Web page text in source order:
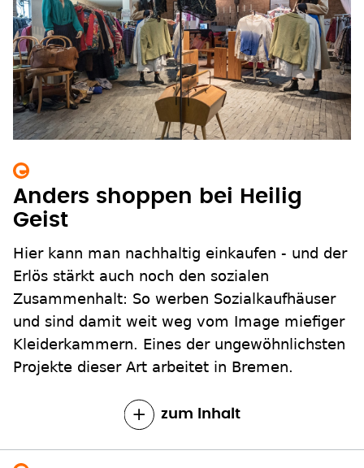
Anders shoppen bei Heilig
Geist
Hier kann man nachhaltig einkaufen - und der
Erlös stärkt auch noch den sozialen
Zusammenhalt: So werben Sozialkaufhäuser
und sind damit weit weg vom Image miefiger
Kleiderkammern. Eines der ungewöhnlichsten
Projekte dieser Art arbeitet in Bremen.
zum Inhalt